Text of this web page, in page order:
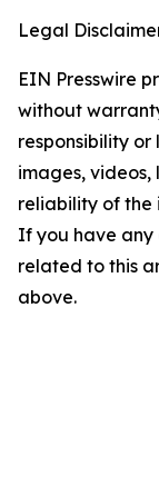
Legal
EIN Presswire
without
responsibility
images, videos,
reliability of the
If you have any
related to this
above.